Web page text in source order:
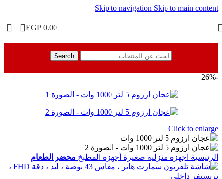
Skip to navigation Skip to main content
EGP 0.00
Search
-26%
Click to enlarge
الرئيسية اجهزة منزلية صغيرة أجهزة المطبخ محضر الطعام